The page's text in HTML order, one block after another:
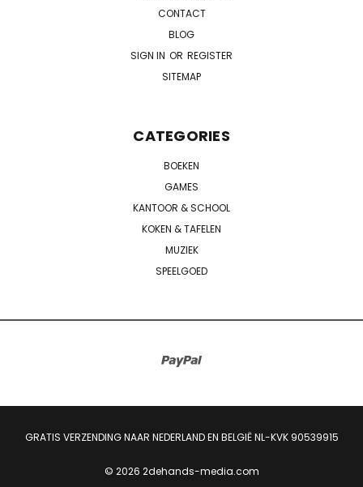
CONTACT
BLOG
SIGN IN OR REGISTER
SITEMAP
CATEGORIES
BOEKEN
GAMES
KANTOOR & SCHOOL
KOKEN & TAFELEN
MUZIEK
SPEELGOED
GRATIS VERZENDING NAAR NEDERLAND EN BELGIË NL-KVK 90539915
© 2026 2dehands-media.com